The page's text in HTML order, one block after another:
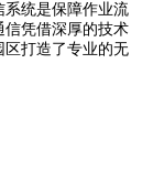
系统是保障作业流
信凭借深厚的技术
区打造了专业的无